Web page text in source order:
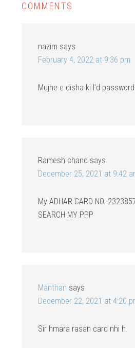
COMMENTS
nazim says
February 4, 2022 at 9:36 pm
Mujhe e disha ki I’d
Ramesh chand says
December 25, 2021 at 9:42
My ADHAR CARD NO.
SEARCH MY PPP
Manthan says
December 22, 2021 at 4:20
Sir hmara rasan card nhi h